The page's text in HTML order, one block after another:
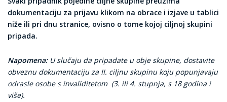
dokumentaciju za prijavu klikom na obrace i izjave u tablici
niže ili pri dnu stranice, ovisno o tome kojoj ciljnoj skupini
pripada.
Napomena:U slučaju da pripadate u obje skupine, dostavite
obveznu dokumentaciju za II. ciljnu skupinu koju popunjavaju
odrasle osobe s invaliditetom (3. ili 4. stupnja, s 18 godina i
više).